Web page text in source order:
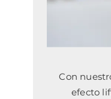
Con
efecto